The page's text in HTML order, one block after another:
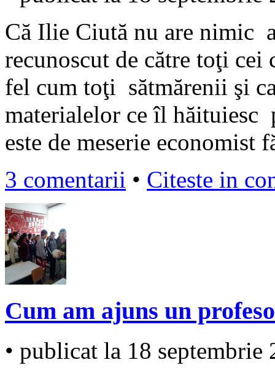
Că Ilie Ciută nu are nimic
recunoscut de către toţi
fel cum toţi sătmărenii şi
materialelor ce îl
este de meserie economist
3 comentarii • Citeste in
Cum am ajuns un
• publicat la 18 septembrie